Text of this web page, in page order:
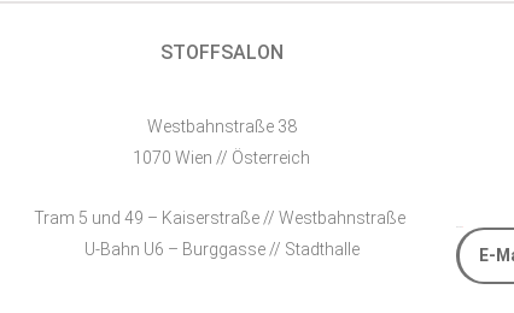
STOFFSALON
Westbahnstraße 38
1070 Wien // Österreich
Tram 5 und 49 – Kaiserstraße // Westbahnstraße
U-Bahn U6 – Burggasse // Stadthalle